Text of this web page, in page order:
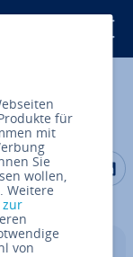
In­te­
Auf Auf
für
mit
Sie
wollen,
Weitere
zur
von